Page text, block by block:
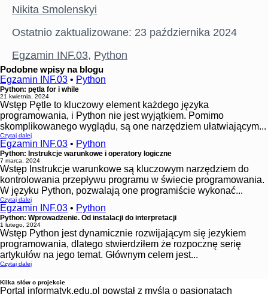
Nikita Smolenskyi
Ostatnio zaktualizowane: 23 października 2024
Egzamin INF.03, Python
Podobne wpisy na blogu
Egzamin INF.03 • Python
Python: pętla for i while
21 kwietnia, 2024
Wstęp Pętle to kluczowy element każdego języka
programowania, i Python nie jest wyjątkiem. Pomimo
skomplikowanego wyglądu, są one narzędziem ułatwiającym...
Czytaj dalej
Egzamin INF.03 • Python
Python: Instrukcje warunkowe i operatory logiczne
7 marca, 2024
Wstęp Instrukcje warunkowe są kluczowym narzędziem do
kontrolowania przepływu programu w świecie programowania.
W języku Python, pozwalają one programiście wykonać...
Czytaj dalej
Egzamin INF.03 • Python
Python: Wprowadzenie. Od instalacji do interpretacji
1 lutego, 2024
Wstęp Python jest dynamicznie rozwijającym się jezykiem
programowania, dlatego stwierdziłem że rozpocznę serię
artykułów na jego temat. Głównym celem jest...
Czytaj dalej
Kilka słów o projekcie
Portal informatyk.edu.pl powstał z myślą o pasjonatach